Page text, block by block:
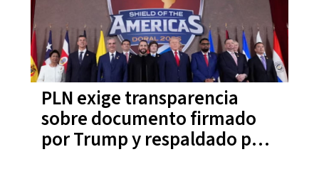
PLN exige transparencia
sobre documento firmado
por Trump y respaldado por